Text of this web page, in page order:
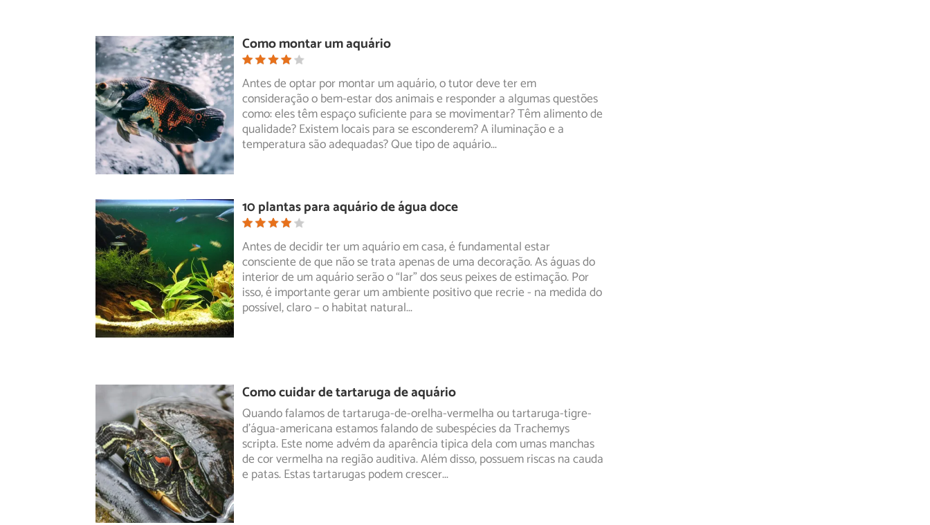
Como montar um aquário
Antes de optar por montar um aquário, o tutor deve ter em
consideração o bem-estar dos animais e responder a algumas questões
como: eles têmespaço suficiente para se movimentar? Têm alimento de
qualidade? Existem locais para se esconderem? A iluminação e a
temperatura são adequadas? Que tipo de aquário...
10 plantas para aquário de água doce
Antes de decidir ter um aquário em casa, é fundamental estar
consciente de que não se trata apenas de uma decoração. As águas do
interior de um aquário serão o “lar” dos seus peixes de estimação. Por
isso, é importante gerar um ambiente positivo que recrie - na medida do
possível, claro – o habitat natural...
Como cuidar de tartaruga de aquário
Quando falamos de tartaruga-de-orelha-vermelha ou tartaruga-tigre-
d’água-americana estamos falando de subespécies da Trachemys
scripta. Este nome advém da aparência tipica dela com umas manchas
de cor vermelha na região auditiva. Além disso, possuem riscas na cauda
e patas. Estas tartarugas podem crescer...